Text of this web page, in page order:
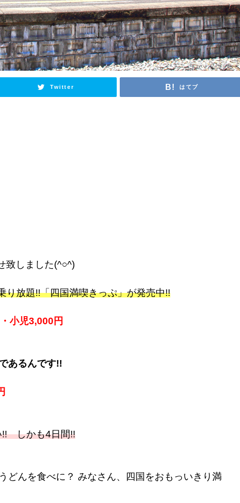
Twitter はてブ
致しました(^○^)
り放題!!「四国満喫きっぷ」が発売中!!
小児3,000円
あるんです!!
!! しかも4日間!!
どんを食べに？ みなさん、四国をおもっいきり満